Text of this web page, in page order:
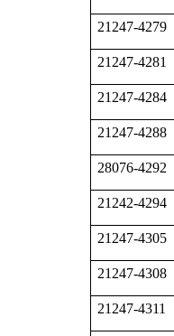
21247-4279
21247-4281
21247-4284
21247-4288
28076-4292
21242-4294
21247-4305
21247-4308
21247-4311